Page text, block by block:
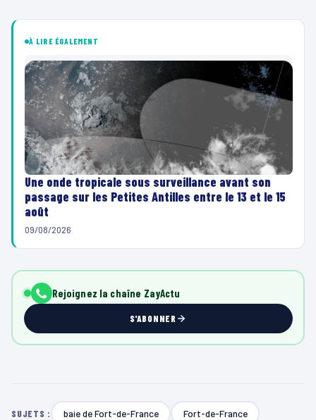
À LIRE ÉGALEMENT
Une onde tropicale sous surveillance avant son
passage sur les Petites Antilles entre le 13 et le 15
août
09/08/2026
Rejoignez la chaîne ZayActu
S'ABONNER
SUJETS : baie de Fort-de-France Fort-de-France